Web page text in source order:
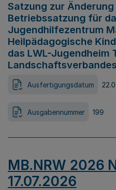
Satzung zur Änderung
Betriebssatzung für
Jugendhilfezentrum
Heilpädagogische
das LWL-Jugendheim
Ausfertigungsdatum
Ausgabennummer 199
MB.NRW 2026
17.07.2026